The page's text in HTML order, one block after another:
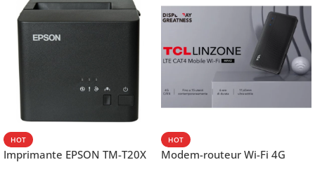
HOT
Imprimante EPSON TM-T20X
HOT
Modem-routeur Wi-Fi 4G